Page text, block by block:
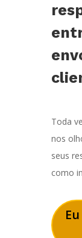
Toda
nos
seus
como